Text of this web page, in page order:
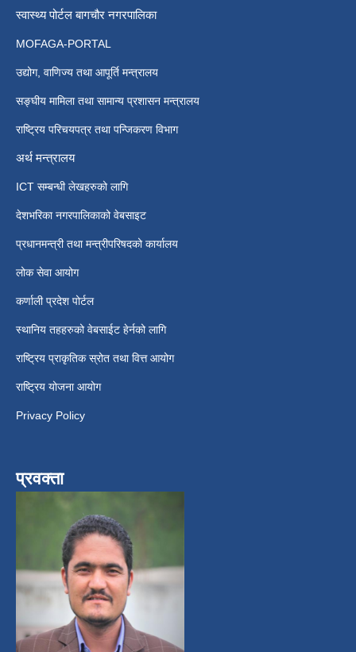
स्वास्थ्य पोर्टल बागचौर नगरपालिका
MOFAGA-PORTAL
उद्योग, वाणिज्य तथा आपूर्ति मन्त्रालय
सङ्घीय मामिला तथा सामान्य प्रशासन मन्त्रालय
राष्ट्रिय परिचयपत्र तथा पन्जिकरण विभाग
अर्थ मन्त्रालय
ICT सम्बन्धी लेखहरुको लागि
देशभरिका नगरपालिकाको वेबसाइट
प्रधानमन्त्री तथा मन्त्रीपरिषदको कार्यालय
लोक सेवा आयोग
कर्णाली प्रदेश पोर्टल
स्थानिय तहहरुको वेबसाईट हेर्नको लागि
राष्ट्रिय प्राकृतिक स्रोत तथा वित्त आयोग
राष्ट्रिय योजना आयोग
Privacy Policy
प्रवक्ता